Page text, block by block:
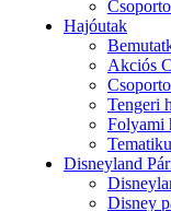
Hajóutak
Akciós
Tengeri
Folyami
Disneyland
Disney